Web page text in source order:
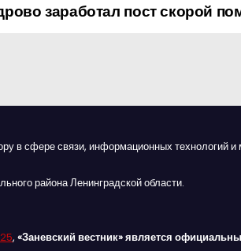
заработал пост скорой
в сфере связи, информационных технологий
района Ленинградской области.
, «Заневский вестник» является